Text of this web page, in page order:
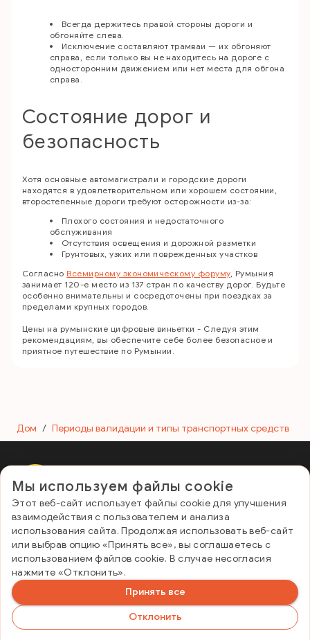
Всегда держитесь правой стороны дороги и
обгоняйте слева.
Исключение составляют трамваи — их обгоняют
справа, если только вы не находитесь на дороге с
односторонним движением или нет места для обгона
справа.
Состояние дорог и
безопасность
Хотя основные автомагистрали и городские дороги
находятся в удовлетворительном или хорошем состоянии,
второстепенные дороги требуют осторожности из-за:
Плохого состояния и недостаточного
обслуживания
Отсутствия освещения и дорожной разметки
Грунтовых, узких или поврежденных участков
Согласно Всемирному экономическому форуму, Румыния
занимает 120-е место из 137 стран по качеству дорог. Будьте
особенно внимательны и сосредоточены при поездках за
пределами крупных городов.
Цены на румынские цифровые виньетки - Следуя этим
рекомендациям, вы обеспечите себе более безопасное и
приятное путешествие по Румынии.
Дом / Периоды валидации и типы транспортных средств
E-Vignette Romania
Полезные ссылки
Контакты и ЧаВо
Политика конфиденциальности
Условия и положения
Периоды валидации и типы транспортных средств
Контакты
info@globalvignettes.com
Мы используем файлы cookie
Этот веб-сайт использует файлы cookie для улучшения
взаимодействия с пользователем и анализа
использования сайта. Продолжая использовать веб-сайт
или выбрав опцию «Принять все», вы соглашаетесь с
использованием файлов cookie. В случае несогласия
нажмите «Отклонить».
Принять все
Отклонить